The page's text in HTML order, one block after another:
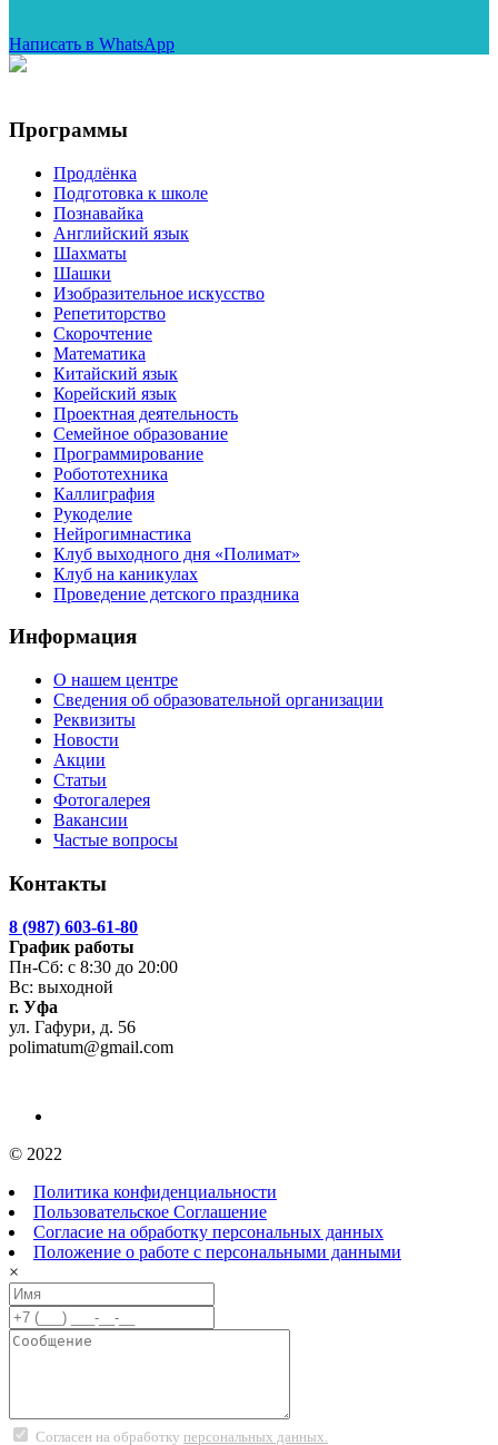
Написать в WhatsApp
Программы
Продлёнка
Подготовка к школе
Познавайка
Английский язык
Шахматы
Шашки
Изобразительное искусство
Репетиторство
Скорочтение
Математика
Китайский язык
Корейский язык
Проектная деятельность
Семейное образование
Программирование
Робототехника
Каллиграфия
Рукоделие
Нейрогимнастика
Клуб выходного дня «Полимат»
Клуб на каникулах
Проведение детского праздника
Информация
О нашем центре
Сведения об образовательной организации
Реквизиты
Новости
Акции
Статьи
Фотогалерея
Вакансии
Частые вопросы
Контакты
8 (987) 603-61-80
График работы
Пн-Сб: с 8:30 до 20:00
Вс: выходной
г. Уфа
ул. Гафури, д. 56
polimatum@gmail.com
© 2022
Политика конфиденциальности
Пользовательское Соглашение
Согласие на обработку персональных данных
Положение о работе с персональными данными
×
Согласен на обработку персональных данных.